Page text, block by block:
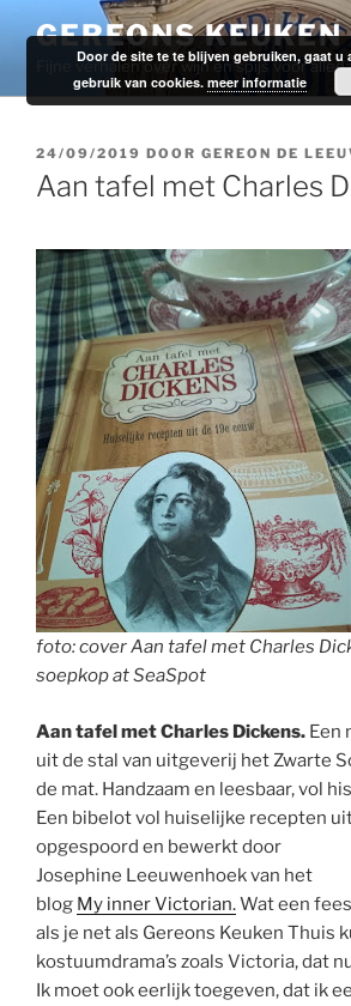
naar
inhoud
GEREONS
Fijne verhalen over wijn en spijs voor
GEPLAATST
OP
24/09/2019 DOOR GEREON DE
Aan tafel met Charles
foto: cover Aan tafel met Charles
soepkop at SeaSpot
Aan tafel met Charles Dickens. Een
uit de stal van uitgeverij het Zwarte
de mat. Handzaam en leesbaar, vol
Een bibelot vol huiselijke recepten
opgespoord en bewerkt door
Josephine Leeuwenhoek van het
blog My inner Victorian.Wat een
als je net als Gereons Keuken Thuis
kostuumdrama’s zoals Victoria, dat
Ik moet ook eerlijk toegeven, dat ik
Door de site te te blijven gebruiken, gaat u
gebruik van cookies.meer informatie